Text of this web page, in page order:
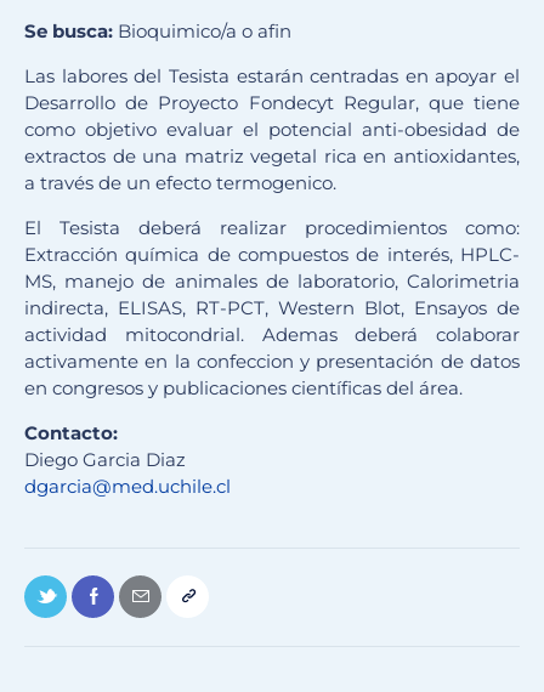
Se busca: Bioquimico/a o afin
Las labores del Tesista estarán centradas en apoyar el
Desarrollo de Proyecto Fondecyt Regular, que tiene
como objetivo evaluar el potencial anti-obesidad de
extractos de una matriz vegetal rica en antioxidantes,
a través de un efecto termogenico.
El Tesista deberá realizar procedimientos como:
Extracción química de compuestos de interés, HPLC-
MS, manejo de animales de laboratorio, Calorimetria
indirecta, ELISAS, RT-PCT, Western Blot, Ensayos de
actividad mitocondrial. Ademas deberá colaborar
activamente en la confeccion y presentación de datos
en congresos y publicaciones científicas del área.
Contacto:
Diego Garcia Diaz
dgarcia@med.uchile.cl